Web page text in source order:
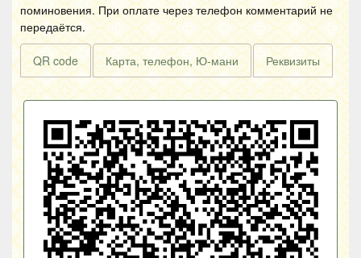
поминовения. При оплате через телефон комментарий не
передаётся.
QR code Карта, телефон, Ю-мани Реквизиты